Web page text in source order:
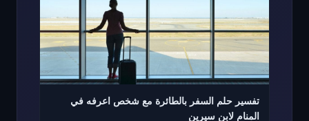
تفسير حلم السفر بالطائرة مع شخص اعرفه في
المنام لابن سيرين